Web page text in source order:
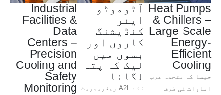
Heat Pumps
& Chillers –
Large-Scale
Energy-
Efficient
Cooling
جیسا کہ متحدہ عرب
امارات کی طرف
آٹوموٹو
ایئر
کنڈیشنگ -
کاروں اور
بسوں میں
لیک کا پتہ
لگانا
نئے A2L ریفریجریٹ
Industrial
Facilities &
Data
Centers –
Precision
Cooling and
Safety
Monitoring